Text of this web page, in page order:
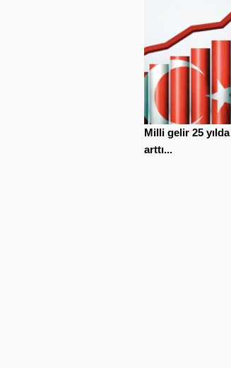
Milli gelir 25
arttı...